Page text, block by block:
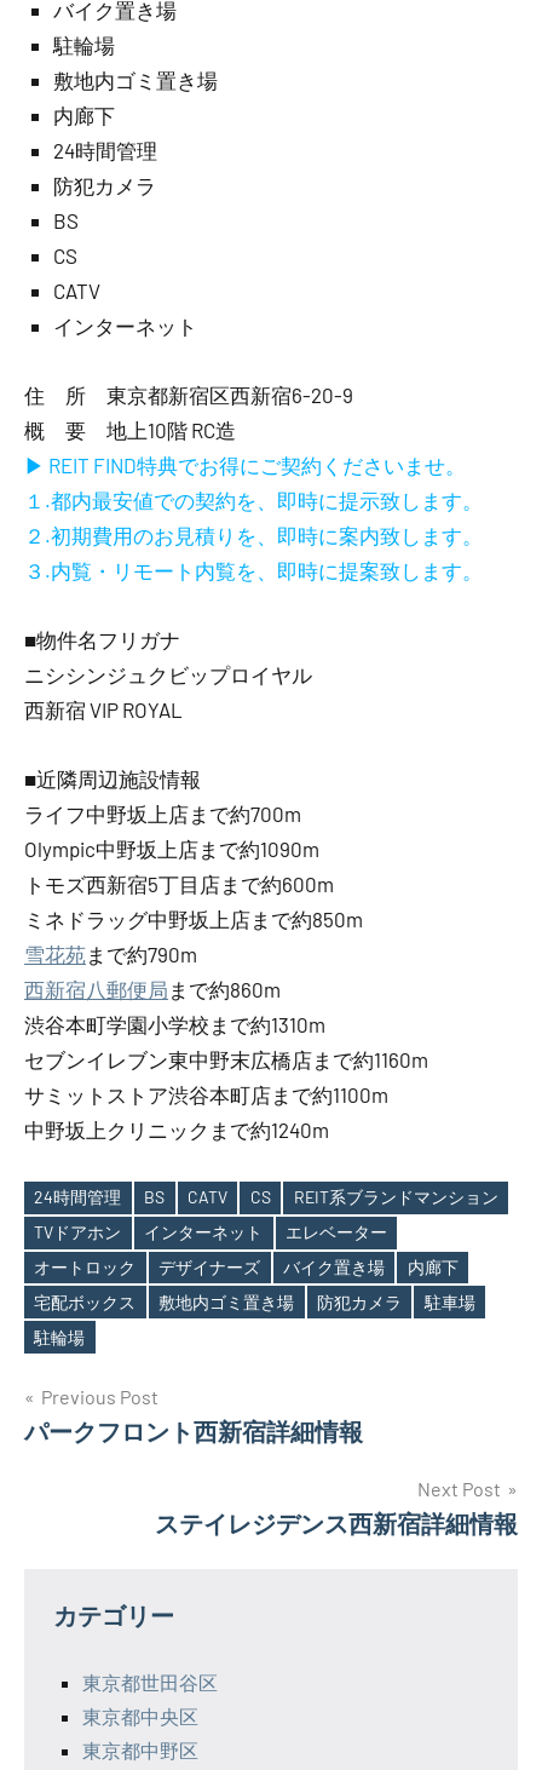
バイク置き場
駐輪場
敷地内ゴミ置き場
内廊下
24時間管理
防犯カメラ
BS
CS
CATV
インターネット
住 所 東京都新宿区西新宿6-20-9
概 要 地上10階 RC造
▶ REIT FIND特典でお得にご契約くださいませ。
１.都内最安値での契約を、即時に提示致します。
２.初期費用のお見積りを、即時に案内致します。
３.内覧・リモート内覧を、即時に提案致します。
■物件名フリガナ
ニシシンジュクビップロイヤル
西新宿 VIP ROYAL
■近隣周辺施設情報
ライフ中野坂上店まで約700m
Olympic中野坂上店まで約1090m
トモズ西新宿5丁目店まで約600m
ミネドラッグ中野坂上店まで約850m
雪花苑まで約790m
西新宿八郵便局 まで約860m
渋谷本町学園小学校まで約1310m
セブンイレブン東中野末広橋店まで約1160m
サミットストア渋谷本町店まで約1100m
中野坂上クリニックまで約1240m
Tags
24時間管理 BS CATV CS
REIT系ブランドマンション
TVドアホン
インターネット
エレベーター
オートロック
デザイナーズ バイク置き場
内廊下
宅配ボックス
敷地内ゴミ置き場 防犯カメラ
駐車場
駐輪場
投
稿
ー
Previous Post
パークフロント西新宿詳細情報
Next Post
ステイレジデンス西新宿詳細情報
カテゴリー
東京都世田谷区
東京都中央区
東京都中野区